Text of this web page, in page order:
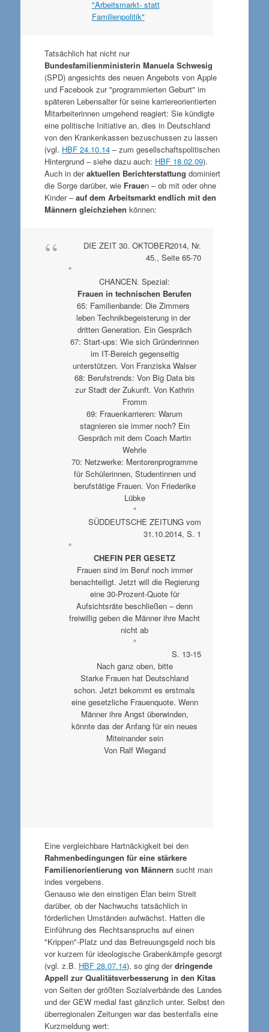
"Arbeitsmarkt- statt
Familienpolitik"
Tatsächlich hat nicht nur
Bundesfamilienministerin Manuela Schwesig
(SPD) angesichts des neuen Angebots von Apple
und Facebook zur "programmierten Geburt" im
späteren Lebensalter für seine karriereorientierten
Mitarbeiterinnen umgehend reagiert: Sie kündigte
eine politische Initiative an, dies in Deutschland
von den Krankenkassen bezuschussen zu lassen
(vgl. HBF 24.10.14– zum gesellschaftspolitischen
Hintergrund – siehe dazu auch: HBF 18.02.09).
Auch in deraktuellen Berichterstattung dominiert
die Sorge darüber, wie Frauen – ob mit oder ohne
Kinder –auf dem Arbeitsmarkt endlich mit den
Männern gleichziehen können:
DIE ZEIT 30. OKTOBER2014, Nr.
45., Seite 65-70
°
CHANCEN. Spezial:
Frauen in technischen Berufen
65: Familienbande: Die Zimmers
leben Technikbegeisterung in der
dritten Generation. Ein Gespräch
67: Start-ups: Wie sich Gründerinnen
im IT-Bereich gegenseitig
unterstützen. Von Franziska Walser
68: Berufstrends: Von Big Data bis
zur Stadt der Zukunft. Von Kathrin
Fromm
69: Frauenkarrieren: Warum
stagnieren sie immer noch? Ein
Gespräch mit dem Coach Martin
Wehrle
70: Netzwerke: Mentorenprogramme
für Schülerinnen, Studentinnen und
berufstätige Frauen. Von Friederike
Lübke
°
SÜDDEUTSCHE ZEITUNG vom
31.10.2014, S. 1
°
CHEFIN PER GESETZ
Frauen sind im Beruf noch immer
benachteiligt. Jetzt will die Regierung
eine 30-Prozent-Quote für
Aufsichtsräte beschließen – denn
freiwillig geben die Männer ihre Macht
nicht ab
°
S. 13-15
Nach ganz oben, bitte
Starke Frauen hat Deutschland
schon. Jetzt bekommt es erstmals
eine gesetzliche Frauenquote. Wenn
Männer ihre Angst überwinden,
könnte das der Anfang für ein neues
Miteinander sein
Von Ralf Wiegand
Eine vergleichbare Hartnäckigkeit bei den
Rahmenbedingungen für eine stärkere
Familienorientierung von Männern sucht man
indes vergebens.
Genauso wie den einstigen Elan beim Streit
darüber, ob der Nachwuchs tatsächlich in
förderlichen Umständen aufwächst. Hatten die
Einführung des Rechtsanspruchs auf einen
"Krippen"-Platz und das Betreuungsgeld noch bis
vor kurzem für ideologische Grabenkämpfe gesorgt
(vgl. z.B. HBF 28.07.14), so ging derdringende
Appell zur Qualitätsverbesserung in den Kitas
von Seiten der größten Sozialverbände des Landes
und der GEW medial fast gänzlich unter. Selbst den
überregionalen Zeitungen war das bestenfalls eine
Kurzmeldung wert: